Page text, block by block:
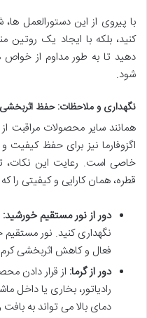
با پیروی از این دستورالعمل
کنید، بلکه با ایجاد یک
دهید تا به طور مداوم از
شود.
نگهداری و ملاحظات: حفظ
همانند سایر محصولات مراقبت
اگزوفارما نیز برای حفظ کیفیت
خاصی است. رعایت این
قطره، همان کارایی و کیفیتی را که
دور از نور مستقیم خورشید:
نگهداری کنید. نور
فعال و کاهش اثربخشی
دور از گرما: از قرار دادن
رادیاتور، بخاری یا داخل
دمای بالا می تواند به